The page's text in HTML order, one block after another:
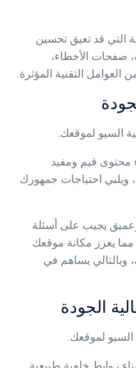
التي قد تعيق تحسين
صفحات الأخطاء،
التقنية المؤثرة.
السيو لموقعك.
محتوى قيم ومفيد
ويلبي احتياجات جمهورك
يجيب على أسئلة
يعزز مكانة موقعك
يساهم في
السيو لموقعك.